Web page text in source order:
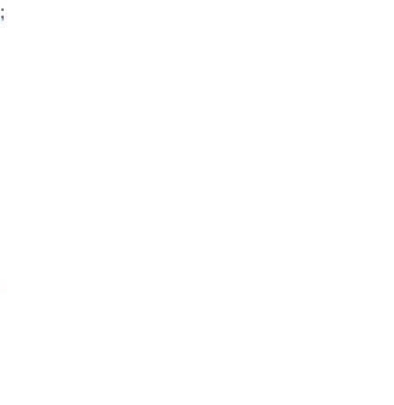
;